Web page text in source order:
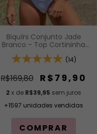
Biquíni Conjunto Jade
Branco - Top Cortininha
Fixa com Acabamento em
Viés e Bojo Removível e
(Modelagem Para
Bronzeado)
(14)
R$169,80 R$79,90
2 x de R$39,95 sem juros
+1597 unidades vendidas
COMPRAR